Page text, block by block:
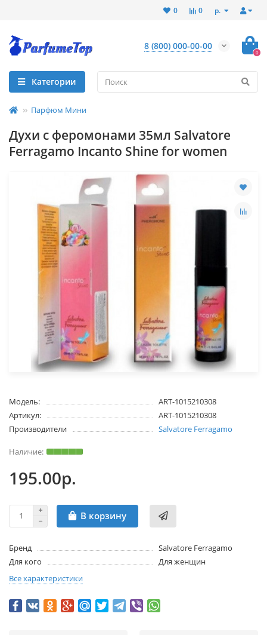
р.
0
0
8 (800) 000-00-00
0
Категории
Парфюм Мини
Духи с феромонами 35мл Salvatore
Ferragamo Incanto Shine for women
Модель:
ART-1015210308
Артикул:
ART-1015210308
Производители
Salvatore Ferragamo
195.00р.
В корзину
Бренд
Salvatore Ferragamo
Для кого
Для женщин
Все характеристики